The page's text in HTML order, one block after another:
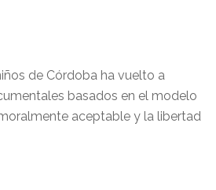
de Córdoba ha vuelto a
basados en el modelo
aceptable y la libertad